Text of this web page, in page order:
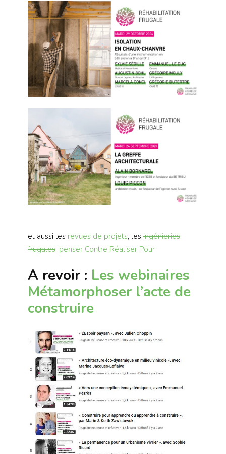
et aussi les revues de projets, les ingénieries
frugales, penser Contre Réaliser Pour
A revoir : Les webinaires
Métamorphoser l’acte de
construire